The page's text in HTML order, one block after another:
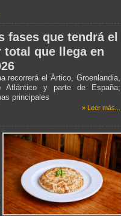
fases que tendrá el
total que llega en
recorrerá el Ártico, Groenlandia,
Atlántico y parte de España;
principales
» Leer más...